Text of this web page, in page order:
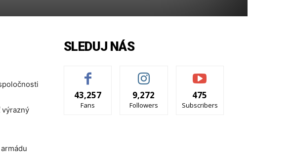
SLEDUJ NÁS
43,257
Fans
9,272
Followers
475
Subscribers